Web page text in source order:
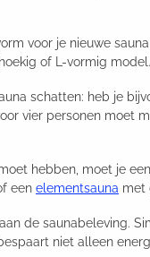
voor je nieuwe
of L-vormig model.
schatten: heb je
vier personen moet
hebben, moet je
een elementsauna met
de saunabeleving.
niet alleen